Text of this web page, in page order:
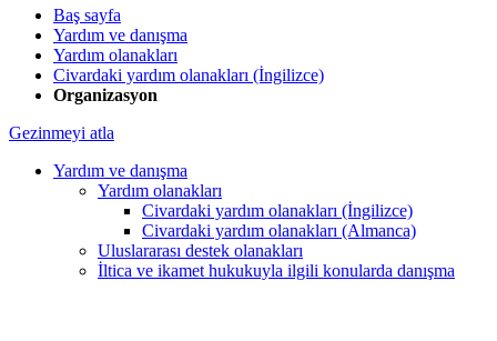
Baş sayfa
Yardım ve danışma
Yardım olanakları
Civardaki yardım olanakları (İngilizce)
Organizasyon
Gezinmeyi atla
Yardım ve danışma
Yardım olanakları
Civardaki yardım olanakları (İngilizce)
Civardaki yardım olanakları (Almanca)
Uluslararası destek olanakları
İltica ve ikamet hukukuyla ilgili konularda danışma